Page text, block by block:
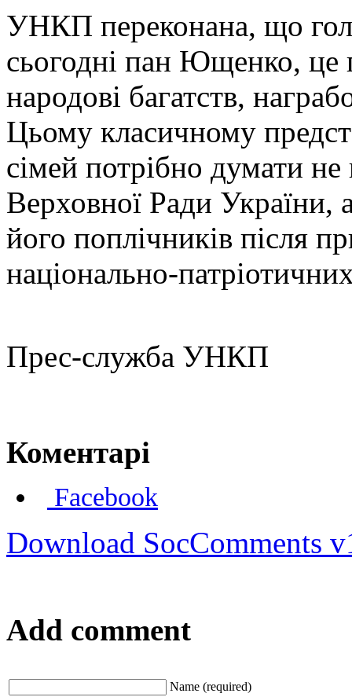
УНКП переконана, що
сьогодні пан Ющенко, це
народові багатств,
Цьому класичному
сімей потрібно думати
Верховної Ради України,
його поплічників після
національно-
Прес-служба УНКП
Коментарі
Facebook
Download SocComments
Add comment
Name (required)